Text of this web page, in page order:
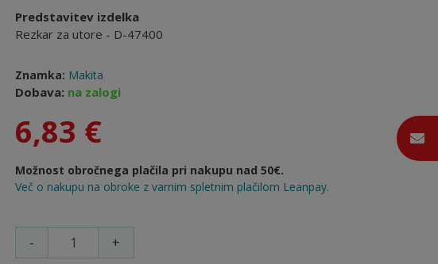
Predstavitev izdelka
Rezkar za utore - D-47400
Znamka: Makita
Dobava: na zalogi
6,83 €
Možnost obročnega plačila pri nakupu nad 50€.
Več o nakupu na obroke z varnim spletnim plačilom Leanpay.
- +